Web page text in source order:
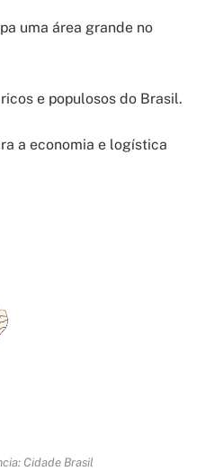
uma área grande no
e populosos do Brasil.
a economia e logística
Cidade Brasil